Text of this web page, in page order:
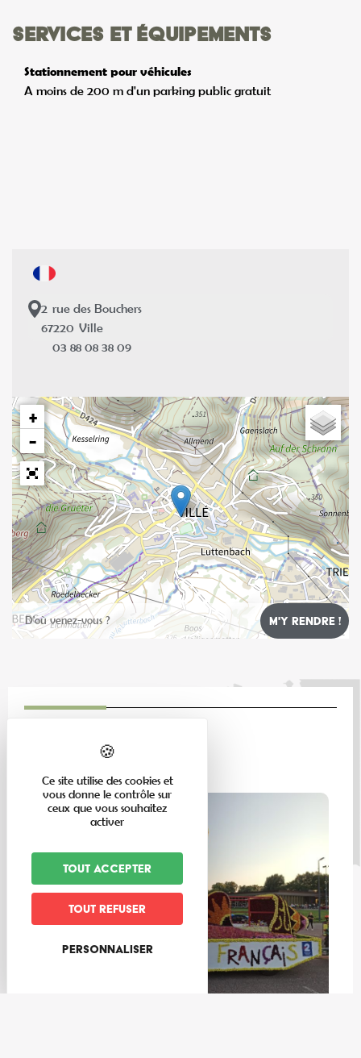
Services et équipements
Stationnement pour véhicules
A moins de 200 m d'un parking public gratuit
2 rue des Bouchers
67220 Ville
03 88 08 38 09
+
−
Leaflet
LE MAG
Ce site utilise des cookies et
vous donne le contrôle sur
ceux que vous souhaitez
activer
Tout accepter
Tout refuser
Personnaliser